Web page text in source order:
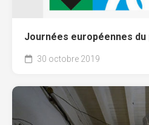
Journées européennes du
30 octobre 2019